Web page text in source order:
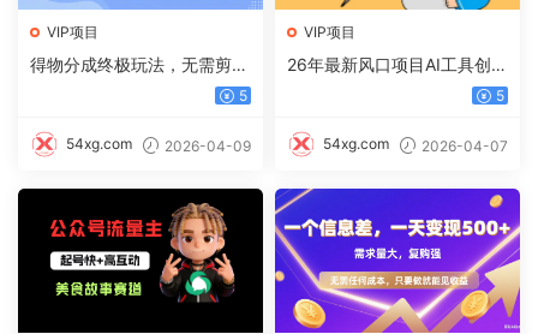
VIP项目
得物分成终极玩法，无需剪
5
54xg.com 2026-04-09
VIP项目
26年最新风口项目AI工具创作
写小说，轻松实现日入1000+
5
54xg.com 2026-04-07